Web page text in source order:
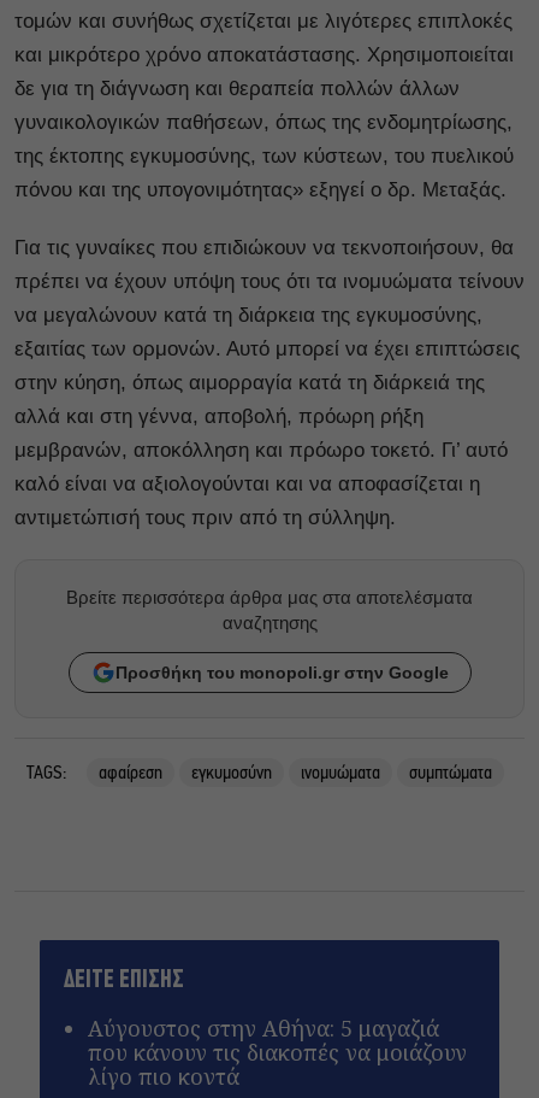
τομών και συνήθως σχετίζεται με λιγότερες επιπλοκές
και μικρότερο χρόνο αποκατάστασης. Χρησιμοποιείται
δε για τη διάγνωση και θεραπεία πολλών άλλων
γυναικολογικών παθήσεων, όπως της ενδομητρίωσης,
της έκτοπης εγκυμοσύνης, των κύστεων, του πυελικού
πόνου και της υπογονιμότητας» εξηγεί ο δρ. Μεταξάς.
Για τις γυναίκες που επιδιώκουν να τεκνοποιήσουν, θα
πρέπει να έχουν υπόψη τους ότι τα ινομυώματα τείνουν
να μεγαλώνουν κατά τη διάρκεια της εγκυμοσύνης,
εξαιτίας των ορμονών. Αυτό μπορεί να έχει επιπτώσεις
στην κύηση, όπως αιμορραγία κατά τη διάρκειά της
αλλά και στη γέννα, αποβολή, πρόωρη ρήξη
μεμβρανών, αποκόλληση και πρόωρο τοκετό. Γι’ αυτό
καλό είναι να αξιολογούνται και να αποφασίζεται η
αντιμετώπισή τους πριν από τη σύλληψη.
Βρείτε περισσότερα άρθρα μας στα αποτελέσματα
αναζητησης
Προσθήκη του monopoli.gr στην Google
TAGS: αφαίρεση εγκυμοσύνη ινομυώματα συμπτώματα
ΔΕΙΤΕ ΕΠΙΣΗΣ
Αύγουστος στην Αθήνα: 5 μαγαζιά
που κάνουν τις διακοπές να μοιάζουν
λίγο πιο κοντά